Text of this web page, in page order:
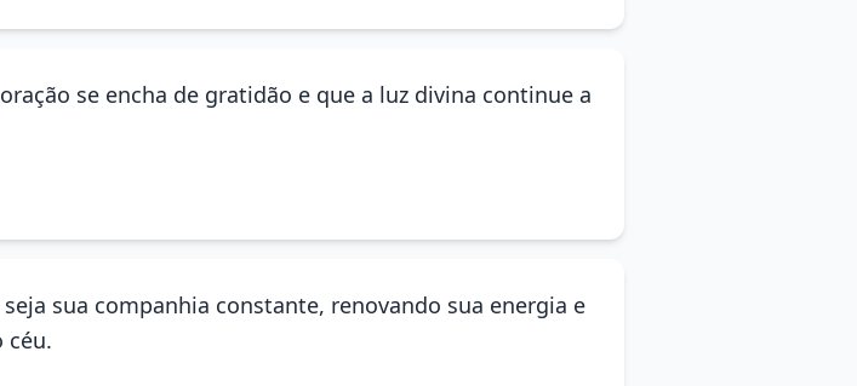
se encha de gratidão e que a luz divina continue a
sua companhia constante, renovando sua energia e
céu.